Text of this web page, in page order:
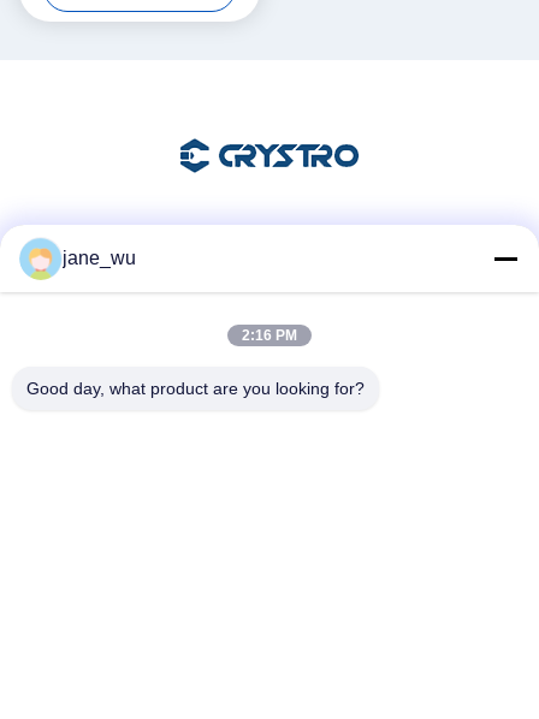
jane_wu
2:16 PM
Good day, what product are you looking for?